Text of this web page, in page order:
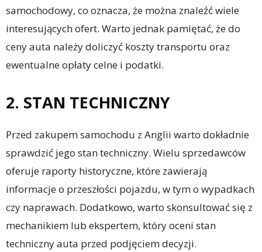
samochodowy, co oznacza, że można znaleźć wiele
interesujących ofert. Warto jednak pamiętać, że do
ceny auta należy doliczyć koszty transportu oraz
ewentualne opłaty celne i podatki.
2. STAN TECHNICZNY
Przed zakupem samochodu z Anglii warto dokładnie
sprawdzić jego stan techniczny. Wielu sprzedawców
oferuje raporty historyczne, które zawierają
informacje o przeszłości pojazdu, w tym o wypadkach
czy naprawach. Dodatkowo, warto skonsultować się z
mechanikiem lub ekspertem, który oceni stan
techniczny auta przed podjęciem decyzji.